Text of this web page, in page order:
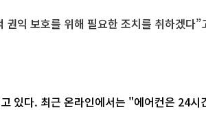
익 보호를 위해 필요한 조치를 취하겠다”